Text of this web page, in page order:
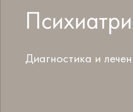
Диагностика и